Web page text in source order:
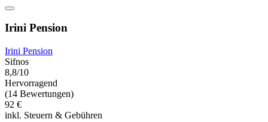
Irini Pension
Irini Pension
Sifnos
8,8/10
Hervorragend
(14 Bewertungen)
92 €
inkl. Steuern & Gebühren